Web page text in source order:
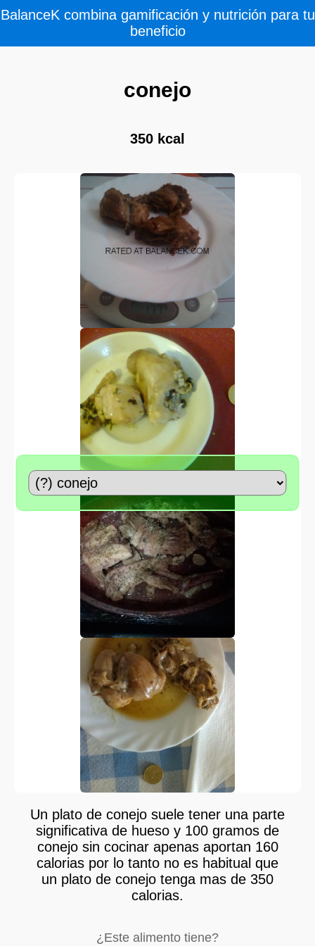
BalanceK combina gamificación y nutrición para tu
beneficio
conejo
350 kcal
Un plato de conejo suele tener una parte
significativa de hueso y 100 gramos de
conejo sin cocinar apenas aportan 160
calorias por lo tanto no es habitual que
un plato de conejo tenga mas de 350
calorias.
¿Este alimento tiene?